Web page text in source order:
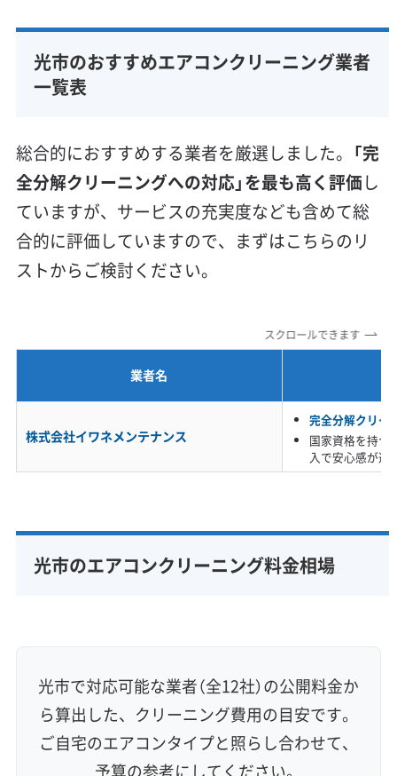
完全分解洗浄 部分クリーニング
実績10年以上
資格保有スタッフ
保証付き アフターフォロー
女性スタッフ在籍
エコ洗剤使用
アレルギー対策
ハウスダスト除去
利便性・サービス (12)
年末年始対応
防カビ・抗菌 消臭処理 防汚コーティング
光市のおすすめエアコンクリーニング業者
一覧表
総合的におすすめする業者を厳選しました。 「完
全分解クリーニングへの対応」を最も高く評価し
ていますが、サービスの充実度なども含めて総
合的に評価していますので、まずはこちらのリ
ストからご検討ください。
スクロールできます
業者名
株式会社イワネメンテナンス
完全分解クリー
国家資格を持つ
入で安心感が違
光市のエアコンクリーニング料金相場
光市で対応可能な業者（全12社）の公開料金か
ら算出した、クリーニング費用の目安です。
ご自宅のエアコンタイプと照らし合わせて、
予算の参考にしてください。